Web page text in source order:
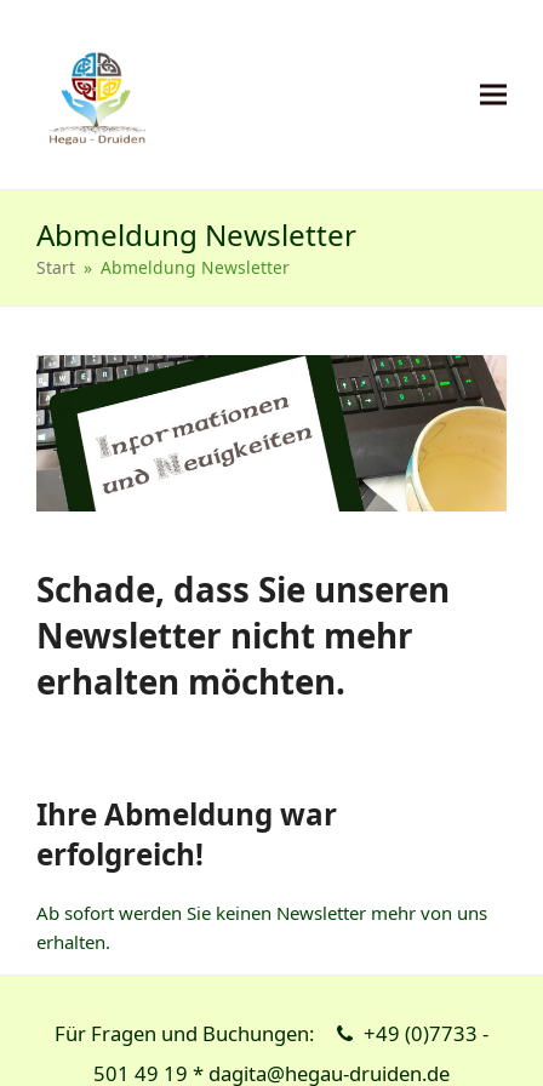
Abmeldung Newsletter
Start » Abmeldung Newsletter
Schade, dass Sie unseren
Newsletter nicht mehr
erhalten möchten.
Ihre Abmeldung war
erfolgreich!
Ab sofort werden Sie keinen Newsletter mehr von uns
erhalten.
Für Fragen und Buchungen:
+49 (0)7733 -
501 49 19 * dagita@hegau-druiden.de